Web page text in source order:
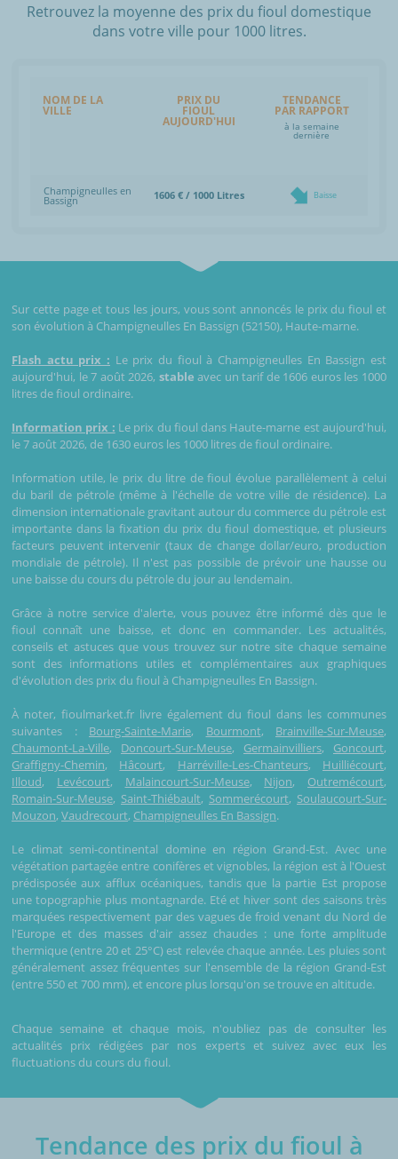
Retrouvez la moyenne des prix du fioul domestique
dans votre ville pour 1000 litres.
NOM DE LA
VILLE
PRIX DU
FIOUL
AUJOURD'HUI
TENDANCE
PAR RAPPORT
à la semaine
dernière
Champigneulles en
Bassign 1606 € / 1000 Litres Baisse
Sur cette page et tous les jours, vous sont annoncés le prix du fioul et
son évolution à Champigneulles En Bassign (52150), Haute-marne.
Flash actu prix : Le prix du fioul à Champigneulles En Bassign est
aujourd'hui, le 7 août 2026, stable avec un tarif de 1606 euros les 1000
litres de fioul ordinaire.
Information prix : Le prix du fioul dans Haute-marne est aujourd'hui,
le 7 août 2026, de 1630 euros les 1000 litres de fioul ordinaire.
Information utile, le prix du litre de fioul évolue parallèlement à celui
du baril de pétrole (même à l'échelle de votre ville de résidence). La
dimension internationale gravitant autour du commerce du pétrole est
importante dans la fixation du prix du fioul domestique, et plusieurs
facteurs peuvent intervenir (taux de change dollar/euro, production
mondiale de pétrole). Il n'est pas possible de prévoir une hausse ou
une baisse du cours du pétrole du jour au lendemain.
Grâce à notre service d'alerte, vous pouvez être informé dès que le
fioul connaît une baisse, et donc en commander. Les actualités,
conseils et astuces que vous trouvez sur notre site chaque semaine
sont des informations utiles et complémentaires aux graphiques
d'évolution des prix du fioul à Champigneulles En Bassign.
À noter, fioulmarket.fr livre également du fioul dans les communes
suivantes : Bourg-Sainte-Marie, Bourmont, Brainville-Sur-Meuse,
Chaumont-La-Ville, Doncourt-Sur-Meuse, Germainvilliers, Goncourt,
Graffigny-Chemin, Hâcourt, Harréville-Les-Chanteurs, Huilliécourt,
Illoud, Levécourt, Malaincourt-Sur-Meuse, Nijon, Outremécourt,
Romain-Sur-Meuse, Saint-Thiébault, Sommerécourt, Soulaucourt-Sur-
Mouzon, Vaudrecourt, Champigneulles En Bassign.
Le climat semi-continental domine en région Grand-Est. Avec une
végétation partagée entre conifères et vignobles, la région est à l'Ouest
prédisposée aux afflux océaniques, tandis que la partie Est propose
une topographie plus montagnarde. Eté et hiver sont des saisons très
marquées respectivement par des vagues de froid venant du Nord de
l'Europe et des masses d'air assez chaudes : une forte amplitude
thermique (entre 20 et 25°C) est relevée chaque année. Les pluies sont
généralement assez fréquentes sur l'ensemble de la région Grand-Est
(entre 550 et 700 mm), et encore plus lorsqu'on se trouve en altitude.
Chaque semaine et chaque mois, n'oubliez pas de consulter les
actualités prix rédigées par nos experts et suivez avec eux les
fluctuations du cours du fioul.
Tendance des prix du fioul à